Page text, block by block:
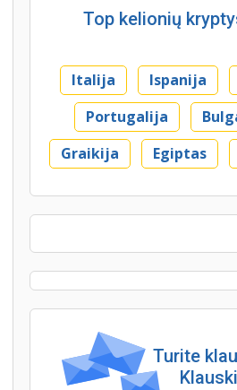
Top kelionių
Italija Ispanija
Portugalija
Graikija
Egiptas
Turite